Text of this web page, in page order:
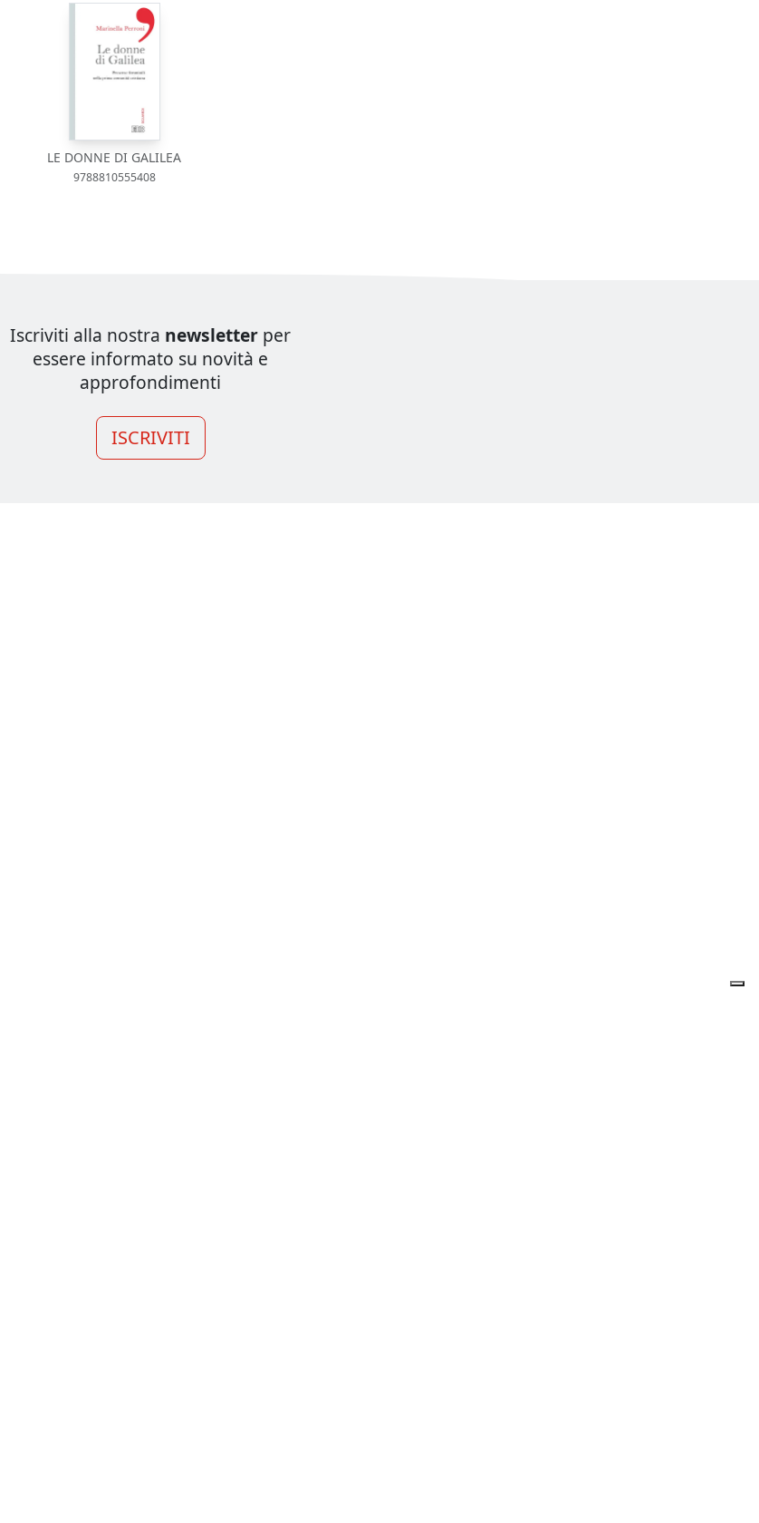
LE DONNE DI GALILEA
9788810555408
Iscriviti alla nostra newsletter per
essere informato su novità e
approfondimenti
ISCRIVITI